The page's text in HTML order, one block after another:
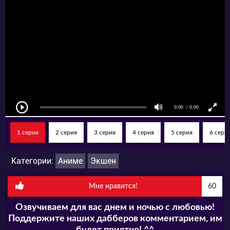
1 серия 2 серия 3 серия 4 серия 5 серия 6
Категории: Аниме Экшен
Мне нравится! 60
Озвучиваем для вас днем и ночью с любовью!
Поддержите наших дабберов комментарием, им